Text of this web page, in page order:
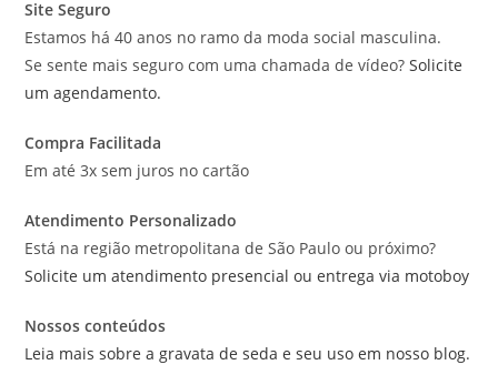
Site Seguro
Estamos há 40 anos no ramo da moda social masculina.
Se sente mais seguro com uma chamada de vídeo?Solicite
um agendamento.
Compra Facilitada
Em até 3x sem juros no cartão
Atendimento Personalizado
Está na região metropolitana de São Paulo ou próximo?
Solicite um atendimento presencial ou entrega via motoboy
Nossos conteúdos
Leia mais sobre a gravata de seda e seu uso em nosso blog.